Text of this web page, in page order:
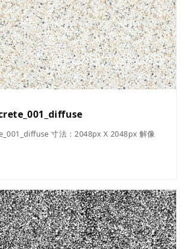
寸法：2048px X 2048px 解像